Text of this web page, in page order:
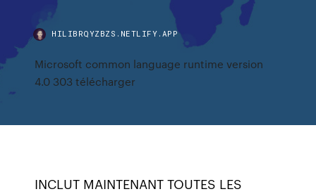
HILIBRQYZBZS.NETLIFY.APP
Microsoft common language runtime version
4.0 303 télécharger
INCLUT MAINTENANT TOUTES LES